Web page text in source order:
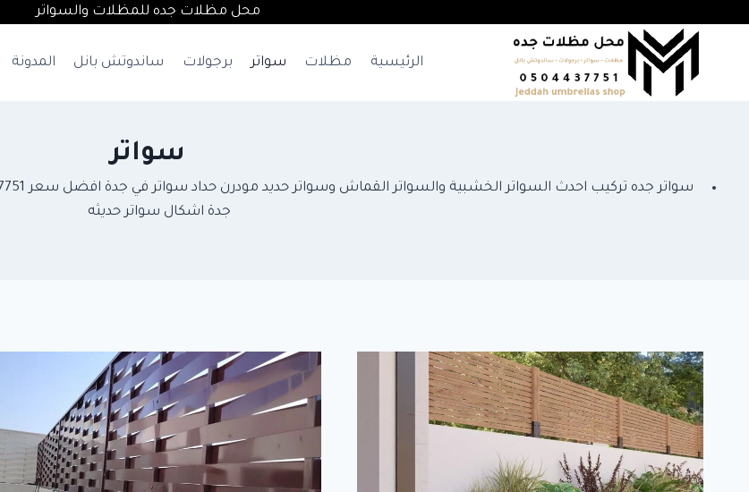
محل مظلات جده للمظلات والسواتر
الرئيسية مظلات سواتر برجولات ساندوتش بانل المدونة
سواتر
جدة اشكال سواتر حديثه